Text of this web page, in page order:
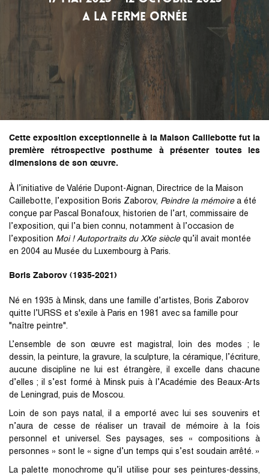
A La Ferme Ornée
Cette exposition exceptionnelle à la Maison Caillebotte fut la
première rétrospective posthume à présenter toutes les
dimensions de son œuvre.
À l’initiative de Valérie Dupont-Aignan, Directrice de la Maison
Caillebotte, l’exposition Boris Zaborov, Peindre la mémoirea été
conçue par Pascal Bonafoux, historien de l’art, commissaire de
l’exposition, qui l’a bien connu, notamment à l’occasion de
l’exposition Moi ! Autoportraits du XXe sièclequ’il avait montée
en 2004 au Musée du Luxembourg à Paris.
Boris Zaborov (1935-2021)
Né en 1935 à Minsk, dans une famille d’artistes, Boris Zaborov
quitte l’URSS et s'exile à Paris en 1981 avec sa famille pour
"naître peintre".
L’ensemble de son œuvre est magistral, loin des modes ; le
dessin, la peinture, la gravure, la sculpture, la céramique, l’écriture,
aucune discipline ne lui est étrangère, il excelle dans chacune
d’elles ; il s’est formé à Minsk puis à l’Académie des Beaux-Arts
de Leningrad, puis de Moscou.
Loin de son pays natal, il a emporté avec lui ses souvenirs et
n’aura de cesse de réaliser un travail de mémoire à la fois
personnel et universel. Ses paysages, ses « compositions à
personnes » sont le « signe d’un temps qui s’est soudain arrêté. »
La palette monochrome qu’il utilise pour ses peintures-dessins,